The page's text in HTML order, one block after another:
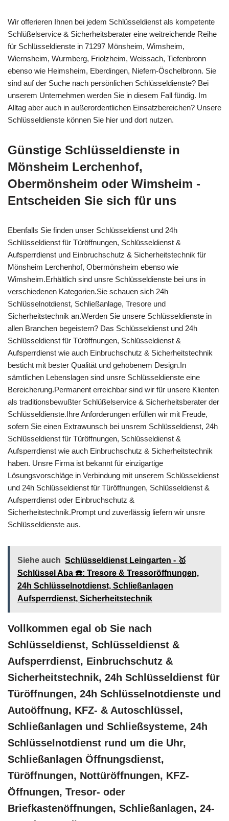
Wir offerieren Ihnen bei jedem Schlüsseldienst als kompetente
Schlüßelservice & Sicherheitsberater eine weitreichende Reihe
für Schlüsseldienste in 71297 Mönsheim, Wimsheim,
Wiernsheim, Wurmberg, Friolzheim, Weissach, Tiefenbronn
ebenso wie Heimsheim, Eberdingen, Niefern-Öschelbronn. Sie
sind auf der Suche nach persönlichen Schlüsseldienste? Bei
unserem Unternehmen werden Sie in diesem Fall fündig. Im
Alltag aber auch in außerordentlichen Einsatzbereichen? Unsere
Schlüsseldienste können Sie hier und dort nutzen.
Günstige Schlüsseldienste in
Mönsheim Lerchenhof,
Obermönsheim oder Wimsheim -
Entscheiden Sie sich für uns
Ebenfalls Sie finden unser Schlüsseldienst und 24h
Schlüsseldienst für Türöffnungen, Schlüsseldienst &
Aufsperrdienst und Einbruchschutz & Sicherheitstechnik für
Mönsheim Lerchenhof, Obermönsheim ebenso wie
Wimsheim.Erhältlich sind unsre Schlüsseldienste bei uns in
verschiedenen Kategorien.Sie schauen sich 24h
Schlüsselnotdienst, Schließanlage, Tresore und
Sicherheitstechnik an.Werden Sie unsere Schlüsseldienste in
allen Branchen begeistern? Das Schlüsseldienst und 24h
Schlüsseldienst für Türöffnungen, Schlüsseldienst &
Aufsperrdienst wie auch Einbruchschutz & Sicherheitstechnik
besticht mit bester Qualität und gehobenem Design.In
sämtlichen Lebenslagen sind unsre Schlüsseldienste eine
Bereicherung.Permanent erreichbar sind wir für unsere Klienten
als traditionsbewußter Schlüßelservice & Sicherheitsberater der
Schlüsseldienste.Ihre Anforderungen erfüllen wir mit Freude,
sofern Sie einen Extrawunsch bei unsrem Schlüsseldienst, 24h
Schlüsseldienst für Türöffnungen, Schlüsseldienst &
Aufsperrdienst wie auch Einbruchschutz & Sicherheitstechnik
haben. Unsre Firma ist bekannt für einzigartige
Lösungsvorschläge in Verbindung mit unserem Schlüsseldienst
und 24h Schlüsseldienst für Türöffnungen, Schlüsseldienst &
Aufsperrdienst oder Einbruchschutz &
Sicherheitstechnik.Prompt und zuverlässig liefern wir unsre
Schlüsseldienste aus.
Siehe auch Schlüsseldienst Leingarten - 🥇
Schlüssel Aba ☎️: Tresore & Tressoröffnungen,
24h Schlüsselnotdienst, Schließanlagen
Aufsperrdienst, Sicherheitstechnik
Vollkommen egal ob Sie nach
Schlüsseldienst, Schlüsseldienst &
Aufsperrdienst, Einbruchschutz &
Sicherheitstechnik, 24h Schlüsseldienst für
Türöffnungen, 24h Schlüsselnotdienste und
Autoöffnung, KFZ- & Autoschlüssel,
Schließanlagen und Schließsysteme, 24h
Schlüsselnotdienst rund um die Uhr,
Schließanlagen Öffnungsdienst,
Türöffnungen, Nottüröffnungen, KFZ-
Öffnungen, Tresor- oder
Briefkastenöffnungen, Schließanlagen, 24-